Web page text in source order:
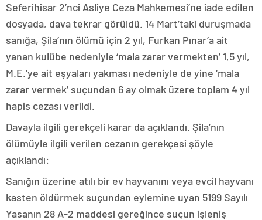
Seferihisar 2’nci Asliye Ceza Mahkemesi’ne iade edilen
dosyada, dava tekrar görüldü. 14 Mart’taki duruşmada
sanığa, Şila’nın ölümü için 2 yıl, Furkan Pınar’a ait
yanan kulübe nedeniyle ‘mala zarar vermekten’ 1,5 yıl,
M.E.’ye ait eşyaları yakması nedeniyle de yine ‘mala
zarar vermek’ suçundan 6 ay olmak üzere toplam 4 yıl
hapis cezası verildi.
Davayla ilgili gerekçeli karar da açıklandı. Şila’nın
ölümüyle ilgili verilen cezanın gerekçesi şöyle
açıklandı:
Sanığın üzerine atılı bir ev hayvanını veya evcil hayvanı
kasten öldürmek suçundan eylemine uyan 5199 Sayılı
Yasanın 28 A-2 maddesi gereğince suçun işleniş